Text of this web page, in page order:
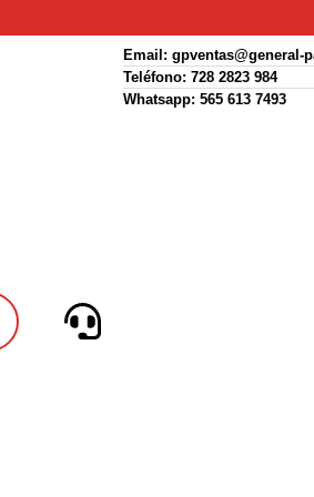
Email: gpventas@general-
Teléfono: 728 2823 984
Whatsapp: 565 613 7493